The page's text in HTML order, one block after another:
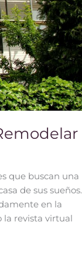
que buscan una
de sus sueños.
en la
la revista virtual